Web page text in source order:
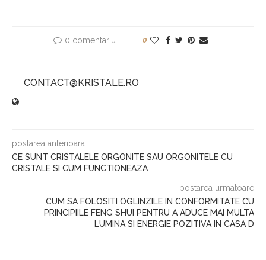
0 comentariu 0
CONTACT@KRISTALE.RO
postarea anterioara
CE SUNT CRISTALELE ORGONITE SAU ORGONITELE CU
CRISTALE SI CUM FUNCTIONEAZA
postarea urmatoare
CUM SA FOLOSITI OGLINZILE IN CONFORMITATE CU
PRINCIPIILE FENG SHUI PENTRU A ADUCE MAI MULTA
LUMINA SI ENERGIE POZITIVA IN CASA D